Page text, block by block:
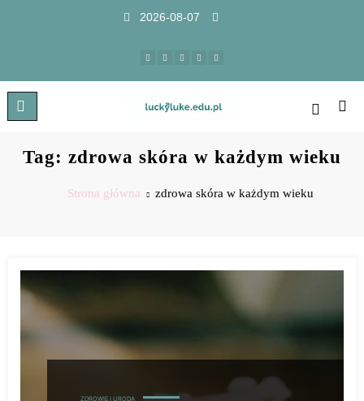
2026-08-07
Tag: zdrowa skóra w każdym wieku
Strona główna zdrowa skóra w każdym wieku
ZDROWIE I URODA